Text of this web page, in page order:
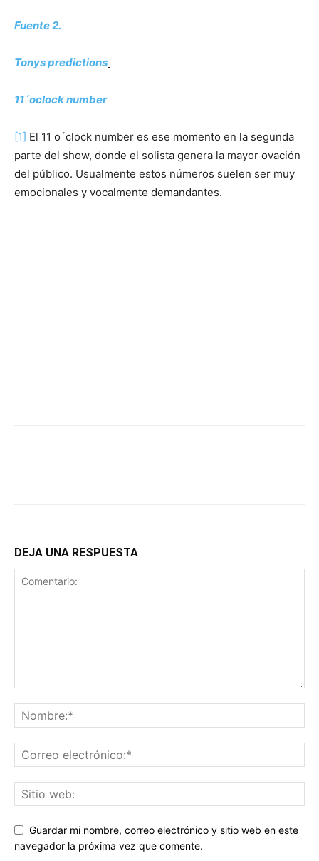
Fuente 2.
Tonys predictions
11´oclock number
[1] El 11 o´clock number es ese momento en la segunda
parte del show, donde el solista genera la mayor ovación
del público. Usualmente estos números suelen ser muy
emocionales y vocalmente demandantes.
DEJA UNA RESPUESTA
Guardar mi nombre, correo electrónico y sitio web en este
navegador la próxima vez que comente.